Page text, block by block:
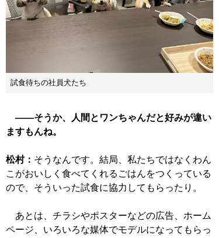
試食待ちの社員犬たち
――そうか、人間とワンちゃんだと好みが違い
ますもんね。
松村： そうなんです。結局、私たちではなくわん
こがおいしく食べてくれるごはんをつくっている
ので、そういった試食に協力してもらったり。
あとは、チラシやポスターなどの広告、ホーム
ページ、いろいろな媒体でモデルになってもらっ